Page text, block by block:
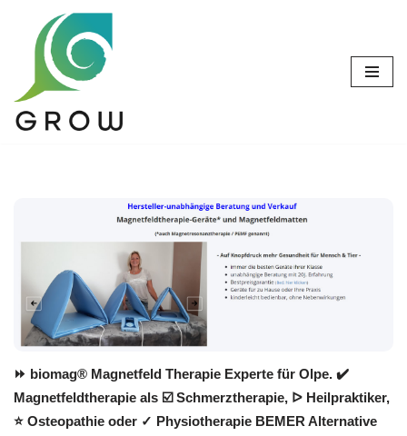
Zum
springen
⏩ biomag® Magnetfeld Therapie Experte für Olpe. ✔️
Magnetfeldtherapie als ☑️ Schmerztherapie, ᐅ Heilpraktiker,
⭐ Osteopathie oder ✓ Physiotherapie BEMER Alternative